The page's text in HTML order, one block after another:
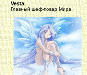
Vesta
Главный шеф-повар Мира